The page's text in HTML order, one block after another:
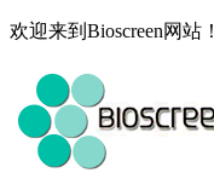
欢迎来到Bioscreen网站！